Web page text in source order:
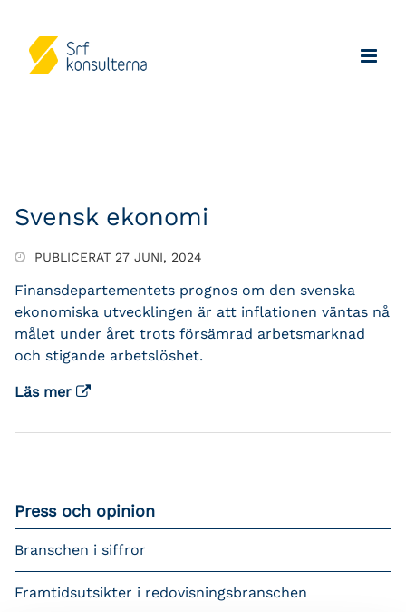
Svensk ekonomi
PUBLICERAT 27 JUNI, 2024
Finansdepartementets prognos om den svenska
ekonomiska utvecklingen är att inflationen väntas nå
målet under året trots försämrad arbetsmarknad
och stigande arbetslöshet.
Läs mer
Press och opinion
Branschen i siffror
Framtidsutsikter i redovisningsbranschen